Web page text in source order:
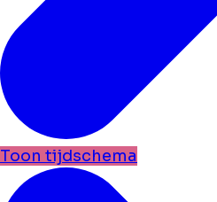
Toon tijdschema